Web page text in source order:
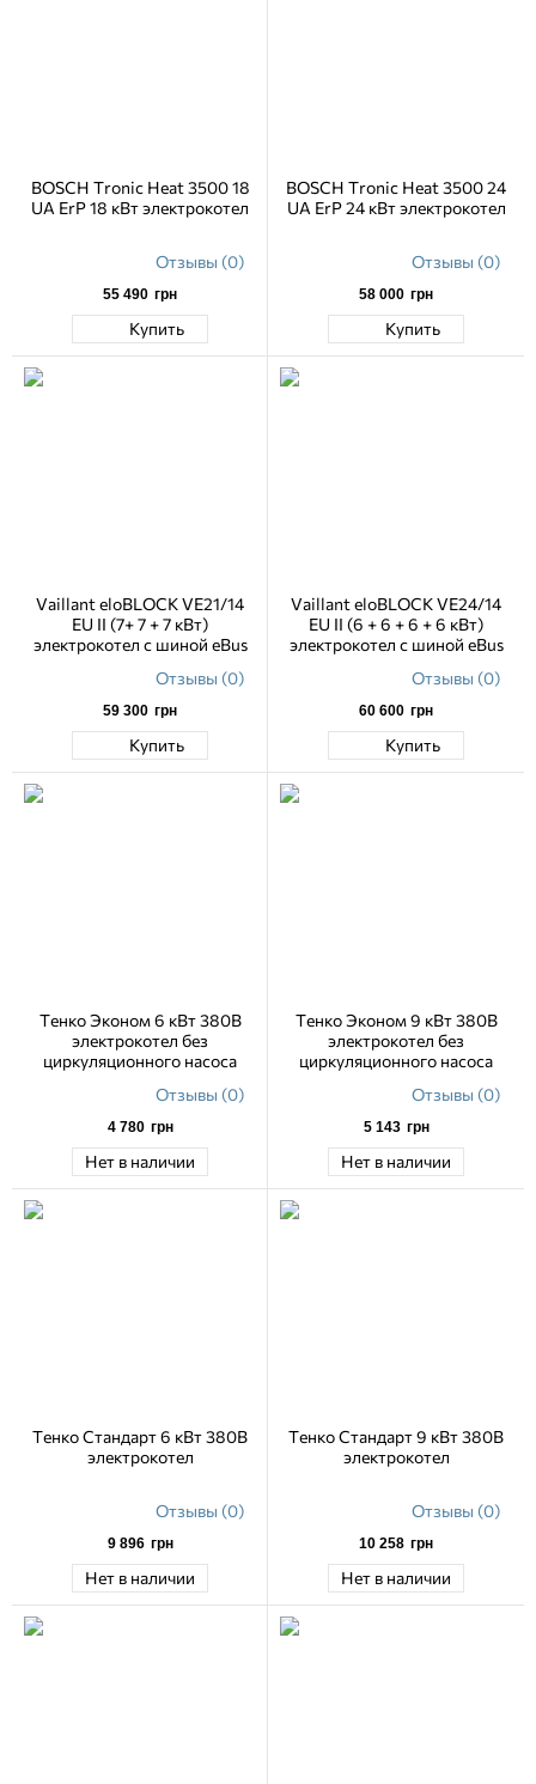
BOSCH Tronic Heat 3500 18
UA ErP 18 кВт электрокотел
Отзывы (0)
55 490 грн
Купить
BOSCH Tronic Heat 3500 24
UA ErP 24 кВт электрокотел
Отзывы (0)
58 000 грн
Купить
Vaillant eloBLOCK VE21/14
ЕU II (7+ 7 + 7 кВт)
электрокотел с шиной eBus
Отзывы (0)
59 300 грн
Купить
Vaillant eloBLOCK VE24/14
ЕU II (6 + 6 + 6 + 6 кВт)
электрокотел с шиной eBus
Отзывы (0)
60 600 грн
Купить
Тенко Эконом 6 кВт 380В
электрокотел без
циркуляционного насоса
Отзывы (0)
4 780 грн
Нет в наличии
Тенко Эконом 9 кВт 380В
электрокотел без
циркуляционного насоса
Отзывы (0)
5 143 грн
Нет в наличии
Тенко Стандарт 6 кВт 380В
электрокотел
Отзывы (0)
9 896 грн
Нет в наличии
Тенко Стандарт 9 кВт 380В
электрокотел
Отзывы (0)
10 258 грн
Нет в наличии